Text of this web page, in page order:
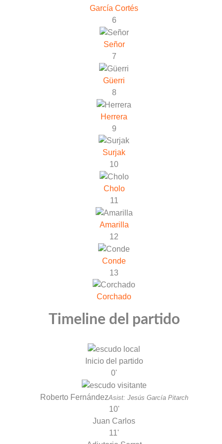
García Cortés
6
Señor
7
Güerri
8
Herrera
9
Surjak
10
Cholo
11
Amarilla
12
Conde
13
Corchado
Timeline del partido
Inicio del partido
0'
Roberto FernándezAsist: Jesús García Pitarch
10'
Juan Carlos
11'